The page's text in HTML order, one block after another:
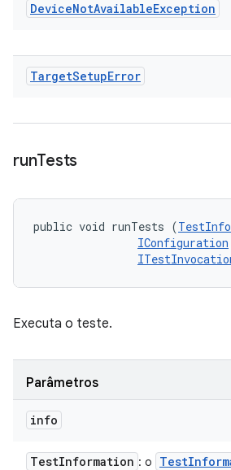
DeviceNotAvailableException
TargetSetupError
runTests
public void runTests (
IConfiguration
Executa o teste.
Parâmetros
info
TestInformation : o Test